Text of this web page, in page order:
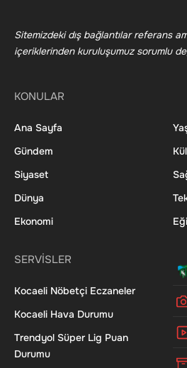
Sitemizdeki dış bağlantılar referans
içeriklerinden kuruluşumuz sorumlu
KONULAR
Ana Sayfa
Gündem
Siyaset
Dünya
Ekonomi
SERVİSLER
Kocaeli Nöbetçi Eczaneler
Kocaeli Hava Durumu
Trendyol Süper Lig Puan
Durumu